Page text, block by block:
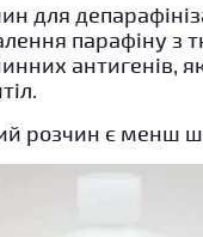
для
парафіну з
антигенів,
розчин є менш